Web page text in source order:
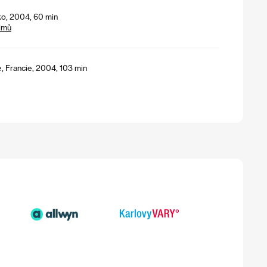
2004, 60 min
Francie, 2004, 103 min